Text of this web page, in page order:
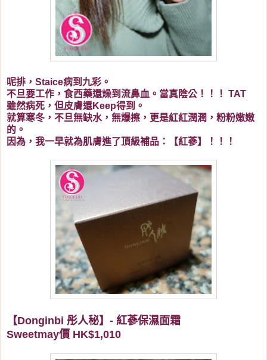
呢排，Staice病到九彩。
不旦要工作，食西藥還燥到流鼻血。當真陰公！！！ TAT
雖然病死，但皮膚還Keep得到。
就算寒冬，不旦無缺水，無爆擦，更是紅紅潤潤，粉粉嫩嫩
的。
因為，我一早就為肌膚進了頂級補品：【紅蔘】！！！
【Donginbi 彤人秘】- 紅蔘保濕面霜
Sweetmay價 HK$1,010